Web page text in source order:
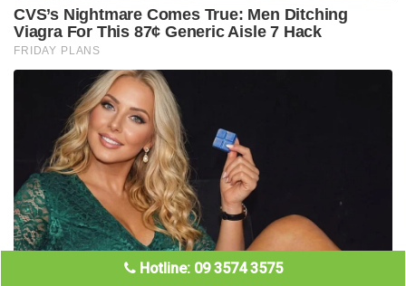
Hotline: 09 3574 3575